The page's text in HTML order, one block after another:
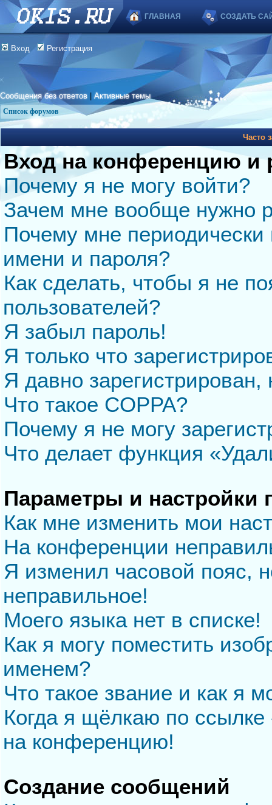
ГЛАВНАЯ СОЗДАТЬ
Вход Регистрация
Сообщения без ответов |Активные темы
Список форумов
Часто
Вход на конференцию и
Почему я не могу войти?
Зачем мне вообще нужно
Почему мне периодически
имени и пароля?
Как сделать, чтобы я не
пользователей?
Я забыл пароль!
Я только что
Я давно
Что такое COPPA?
Почему я не могу
Что делает функция
Параметры и настройки
Как мне изменить мои
На конференции
Я изменил часовой пояс,
неправильное!
Моего языка нет в списке!
Как я могу поместить
именем?
Что такое звание и как я
Когда я щёлкаю по
на конференцию!
Создание сообщений